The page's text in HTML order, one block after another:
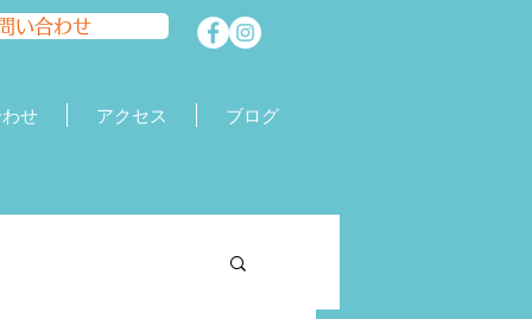
い合わせ
せ アクセス ブログ